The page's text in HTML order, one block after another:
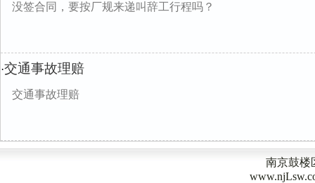
没签合同，要按厂规来递叫辞工行程吗？
·交通事故理赔
交通事故理赔
南京鼓楼